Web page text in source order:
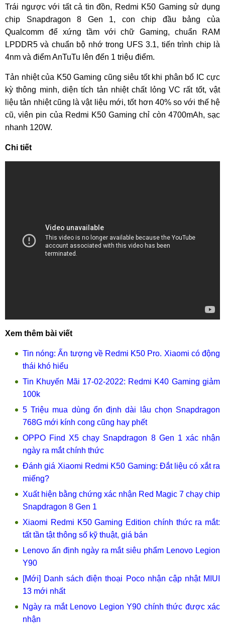
Trái ngược với tất cả tin đồn, Redmi K50 Gaming sử dụng
chip Snapdragon 8 Gen 1, con chip đầu bảng của
Qualcomm để xứng tầm với chữ Gaming, chuẩn RAM
LPDDR5 và chuẩn bộ nhớ trong UFS 3.1, tiến trình chip là
4nm và điểm AnTuTu lên đến 1 triệu điểm.
Tản nhiệt của K50 Gaming cũng siêu tốt khi phân bổ IC cực
kỳ thông minh, diện tích tản nhiệt chất lỏng VC rất tốt, vật
liệu tản nhiệt cũng là vật liệu mới, tốt hơn 40% so với thế hệ
cũ, viên pin của Redmi K50 Gaming chỉ còn 4700mAh, sạc
nhanh 120W.
Chi tiết
Xem thêm bài viết
Tin nóng: Ấn tượng về Redmi K50 Pro. Xiaomi có động
thái khó hiểu
Tin Khuyến Mãi 17-02-2022: Redmi K40 Gaming giảm
100k
5 Triệu mua dùng ổn định dài lâu chọn Snapdragon
768G mới kính cong cũng hay phết
OPPO Find X5 chạy Snapdragon 8 Gen 1 xác nhận
ngày ra mắt chính thức
Đánh giá Xiaomi Redmi K50 Gaming: Đắt liệu có xắt ra
miếng?
Xuất hiện bằng chứng xác nhận Red Magic 7 chạy chip
Snapdragon 8 Gen 1
Xiaomi Redmi K50 Gaming Edition chính thức ra mắt:
tất tần tật thông số kỹ thuật, giá bán
Lenovo ấn định ngày ra mắt siêu phẩm Lenovo Legion
Y90
[Mới] Danh sách điện thoại Poco nhận cập nhật MIUI
13 mới nhất
Ngày ra mắt Lenovo Legion Y90 chính thức được xác
nhận